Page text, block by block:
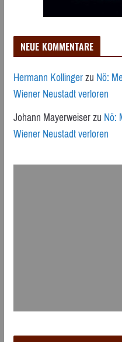
NEUE KOMMENTARE
Hermann KollingerzuNö:
Wiener Neustadt verloren
Johann MayerweiserzuNö:
Wiener Neustadt verloren